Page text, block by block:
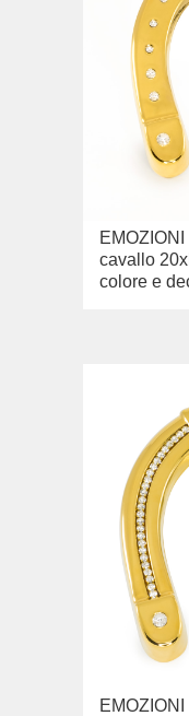
cavallo
colore e